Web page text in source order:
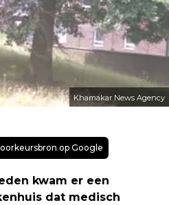
Khamakar News Agency
op Google
kwam er een
dat medisch